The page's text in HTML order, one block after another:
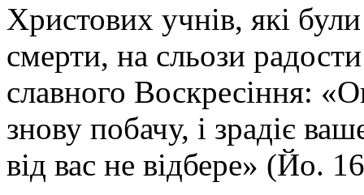
Христових учнів, які
смерти, на сльози
славного Воскресіння:
знову побачу, і зрадіє
від вас не відбере» (Йо.